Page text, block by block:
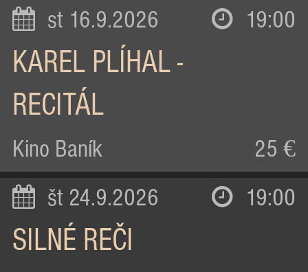
st 16.9.2026 19:00
KAREL PLÍHAL -
RECITÁL
Kino Baník 25 €
št 24.9.2026 19:00
SILNÉ REČI